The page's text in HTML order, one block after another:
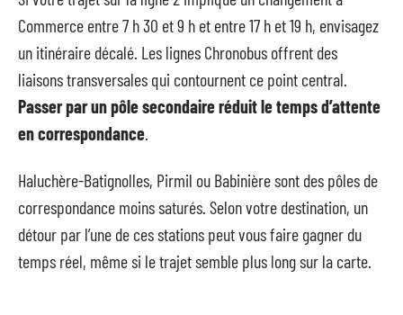
Commerce entre 7 h 30 et 9 h et entre 17 h et 19 h, envisagez
un itinéraire décalé. Les lignes Chronobus offrent des
liaisons transversales qui contournent ce point central.
Passer par un pôle secondaire réduit le temps d’attente
en correspondance
Haluchère-Batignolles, Pirmil ou Babinière sont des pôles de
correspondance moins saturés. Selon votre destination, un
détour par l’une de ces stations peut vous faire gagner du
temps réel, même si le trajet semble plus long sur la carte.